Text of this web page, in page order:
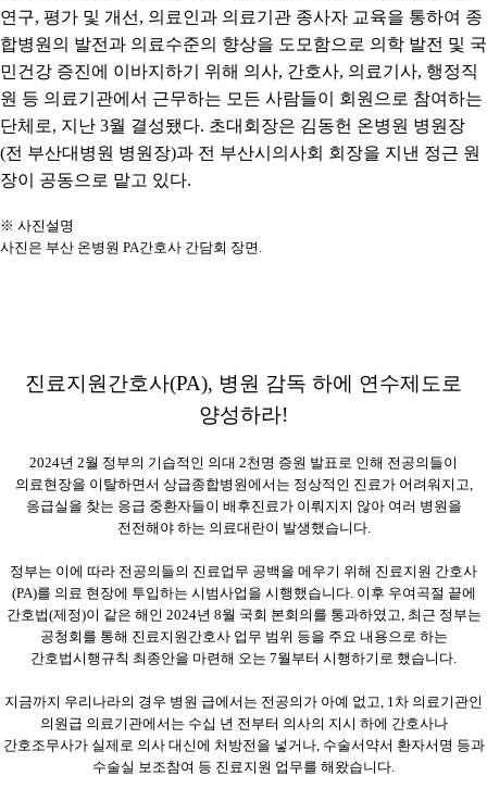
연구, 평가 및 개선 , 의료인과 의료기관 종사자 교육을 통하여 종
합병원의 발전과 의료수준의 향상을 도모함으로 의학 발전 및 국
민건강 증진에 이바지하기 위해 의사, 간호사, 의료기사, 행정직
원 등 의료기관에서 근무하는 모든 사람들이 회원으로 참여하는
단체로, 지난 3월 결성됐다. 초대회장은 김동헌 온병원 병원장
(전 부산대병원 병원장)과 전 부산시의사회 회장을 지낸 정근 원
장이 공동으로 맡고 있다.
※ 사진설명
사진은 부산 온병원 PA간호사 간담회 장면 .
진료지원간호사(PA), 병원 감독 하에 연수제도로
양성하라!
2024년 2월 정부의 기습적인 의대 2천명 증원 발표로 인해 전공의들이
의료현장을 이탈하면서 상급종합병원에서는 정상적인 진료가 어려워지고,
응급실을 찾는 응급 중환자들이 배후진료가 이뤄지지 않아 여러 병원을
전전해야 하는 의료대란이 발생했습니다.
정부는 이에 따라 전공의들의 진료업무 공백을 메우기 위해 진료지원 간호사
(PA)를 의료 현장에 투입하는 시범사업을 시행했습니다. 이후 우여곡절 끝에
간호법(제정)이 같은 해인 2024년 8월 국회 본회의를 통과하였고, 최근 정부는
공청회를 통해 진료지원간호사 업무 범위 등을 주요 내용으로 하는
간호법시행규칙 최종안을 마련해 오는 7월부터 시행하기로 했습니다.
지금까지 우리나라의 경우 병원 급에서는 전공의가 아예 없고, 1차 의료기관인
의원급 의료기관에서는 수십 년 전부터 의사의 지시 하에 간호사나
간호조무사가 실제로 의사 대신에 처방전을 넣거나, 수술서약서 환자서명 등과
수술실 보조참여 등 진료지원 업무를 해왔습니다.